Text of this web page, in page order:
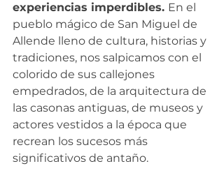
experiencias imperdibles. En el
pueblo mágico de San Miguel de
Allende lleno de cultura, historias y
tradiciones, nos salpicamos con el
colorido de sus callejones
empedrados, de la arquitectura de
las casonas antiguas, de museos y
actores vestidos a la época que
recrean los sucesos más
significativos de antaño.